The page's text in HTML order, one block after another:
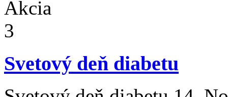
Svetový deň diabetu